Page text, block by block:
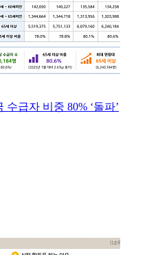
수급자 비중 80% ‘돌파’